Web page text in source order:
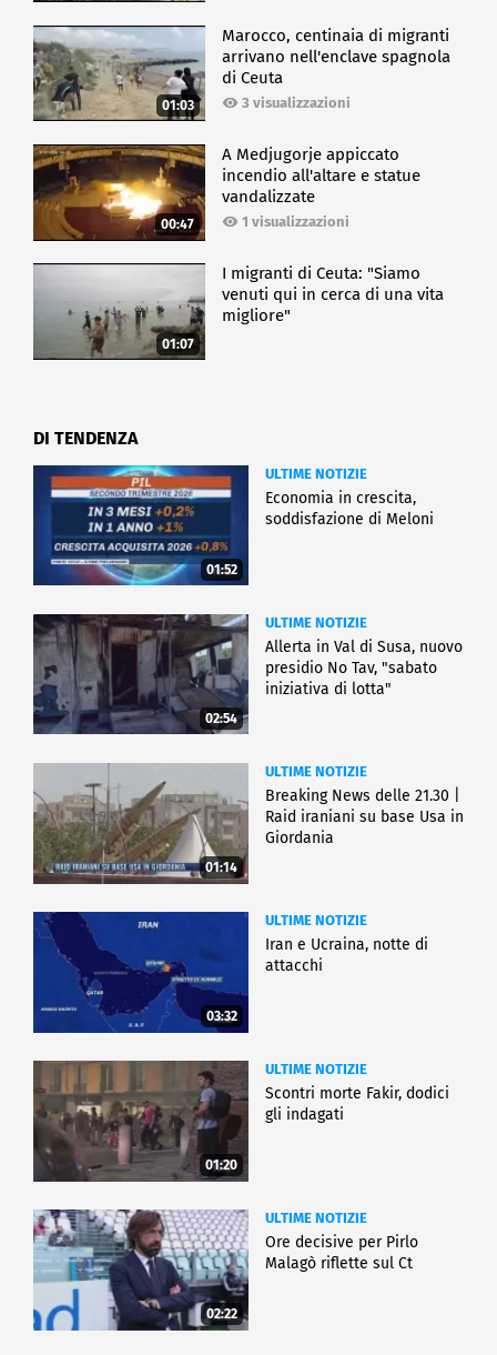
01:03
Marocco, centinaia di migranti
arrivano nell'enclave spagnola
di Ceuta
3 visualizzazioni
00:47
A Medjugorje appiccato
incendio all'altare e statue
vandalizzate
1 visualizzazioni
01:07
I migranti di Ceuta: "Siamo
venuti qui in cerca di una vita
migliore"
DI TENDENZA
01:52
ULTIME NOTIZIE
Economia in crescita,
soddisfazione di Meloni
02:54
ULTIME NOTIZIE
Allerta in Val di Susa, nuovo
presidio No Tav, "sabato
iniziativa di lotta"
01:14
ULTIME NOTIZIE
Breaking News delle 21.30 |
Raid iraniani su base Usa in
Giordania
03:32
ULTIME NOTIZIE
Iran e Ucraina, notte di
attacchi
01:20
ULTIME NOTIZIE
Scontri morte Fakir, dodici
gli indagati
02:22
ULTIME NOTIZIE
Ore decisive per Pirlo
Malagò riflette sul Ct